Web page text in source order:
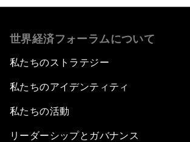
世界経済フォーラムについて
私たちのストラテジー
私たちのアイデンティティ
私たちの活動
リーダーシップとガバナンス